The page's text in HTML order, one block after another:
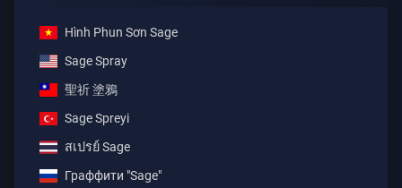
Hình Phun Sơn Sage
Sage Spray
聖祈 塗鴉
Sage Spreyi
สเปรย์ Sage
Граффити "Sage"